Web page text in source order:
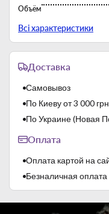
Объём
Производитель
Страна-производитель
Температурный режим
Всі характеристики
Доставка
Самовывоз
По Киеву от 3 000
По Украине (Новая
Оплата
Оплата картой на
Безналичная